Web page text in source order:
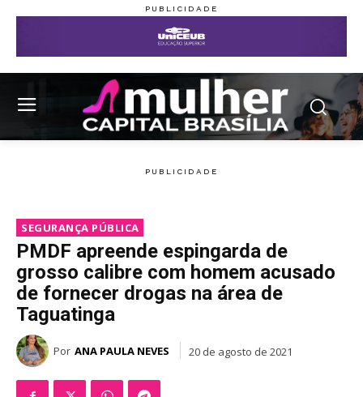
SEGURANÇA PÚBLICA
PMDF apreende espingarda de
grosso calibre com homem acusado
de fornecer drogas na área de
Taguatinga
Por ANA PAULA NEVES 20 de agosto de 2021